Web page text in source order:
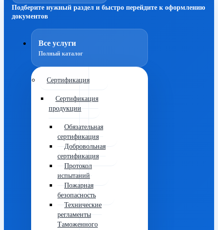
Подберите нужный раздел и быстро перейдите к оформлению
документов
Все услуги
Полный каталог
Сертификация
Сертификация
продукции
Обязательная
сертификация
Добровольная
сертификация
Протокол
испытаний
Пожарная
безопасность
Технические
регламенты
Таможенного